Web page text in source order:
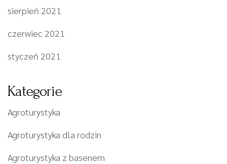
sierpień 2021
czerwiec 2021
styczeń 2021
Kategorie
Agroturystyka
Agroturystyka dla rodzin
Agroturystyka z basenem